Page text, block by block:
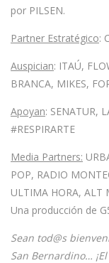
por PILSEN.
Partner Estratégico:
Auspician: ITAÚ,
BRANCA, MIKES,
Apoyan: SENATUR,
#RESPIRARTE
Media Partners:
POP, RADIO
ULTIMA HORA, ALT
Una producción de
Sean tod@s
San Bernardino…